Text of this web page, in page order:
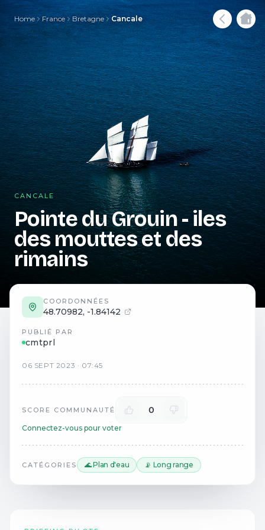
Home France Bretagne Cancale
CANCALE
Pointe du Grouin - iles
des mouttes et des
rimains
COORDONNÉES
48.70982, -1.84142
PUBLIÉ PAR
cmtprl
06 SEPT 2023 · 07:45
SCORE COMMUNAUTÉ 0
Connectez-vous pour voter
CATÉGORIES 🌊 Plan d'eau 📡 Long range